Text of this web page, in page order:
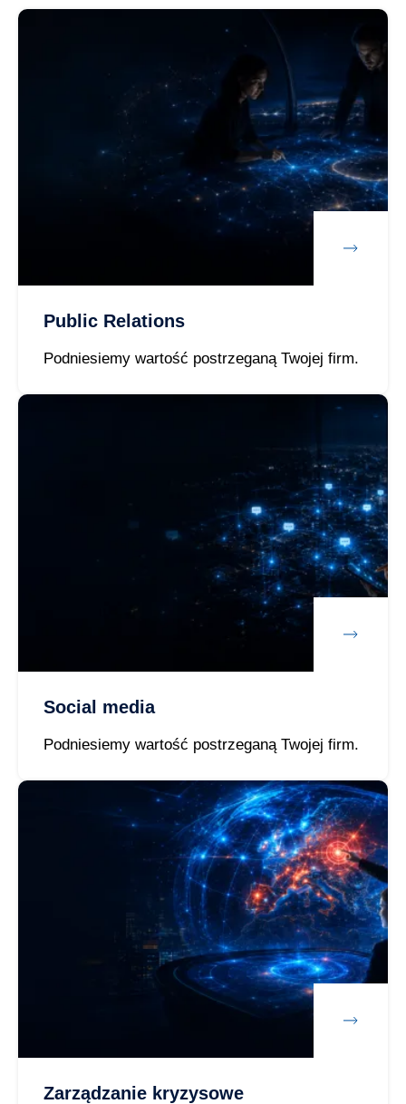
Public Relations
Podniesiemy wartość postrzeganą Twojej firm.
Social media
Podniesiemy wartość postrzeganą Twojej firm.
Zarządzanie kryzysowe